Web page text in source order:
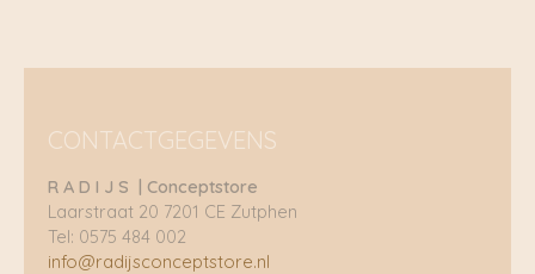
CONTACTGEGEVENS
R A D I J S | Conceptstore
Laarstraat 20 7201 CE Zutphen
Tel: 0575 484 002
info@radijsconceptstore.nl